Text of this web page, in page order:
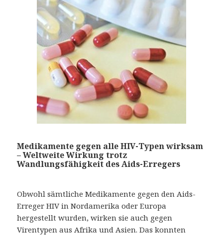
Medikamente gegen alle HIV-Typen wirksam
– Weltweite Wirkung trotz
Wandlungsfähigkeit des Aids-Erregers
Obwohl sämtliche Medikamente gegen den Aids-
Erreger HIV in Nordamerika oder Europa
hergestellt wurden, wirken sie auch gegen
Virentypen aus Afrika und Asien. Das konnten